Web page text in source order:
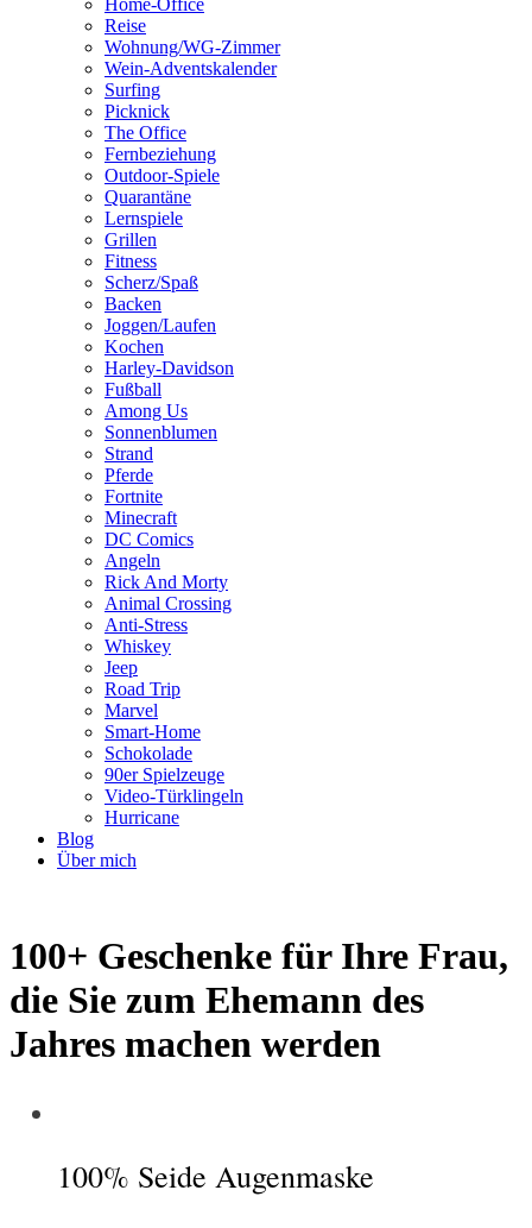
Home-Office
Reise
Wohnung/WG-Zimmer
Wein-Adventskalender
Surfing
Picknick
The Office
Fernbeziehung
Outdoor-Spiele
Quarantäne
Lernspiele
Grillen
Fitness
Scherz/Spaß
Backen
Joggen/Laufen
Kochen
Harley-Davidson
Fußball
Among Us
Sonnenblumen
Strand
Pferde
Fortnite
Minecraft
DC Comics
Angeln
Rick And Morty
Animal Crossing
Anti-Stress
Whiskey
Jeep
Road Trip
Marvel
Smart-Home
Schokolade
90er Spielzeuge
Video-Türklingeln
Hurricane
Blog
Über mich
100+ Geschenke für Ihre Frau,
die Sie zum Ehemann des
Jahres machen werden
100% Seide Augenmaske